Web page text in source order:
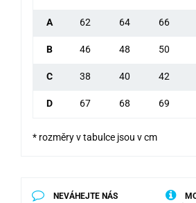
A 62 64 66
B 46 48 50
C 38 40 42
D 67 68 69
* rozměry v tabulce jsou v cm
NEVÁHEJTE NÁS